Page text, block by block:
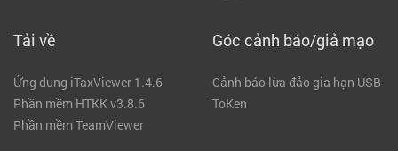
Tải về
Ứng dung iTaxViewer 1.4.6
Phần mềm HTKK v3.8.6
Phần mềm TeamViewer
Góc cảnh báo/giả mạo
Cảnh báo lừa đảo gia hạn USB
ToKen